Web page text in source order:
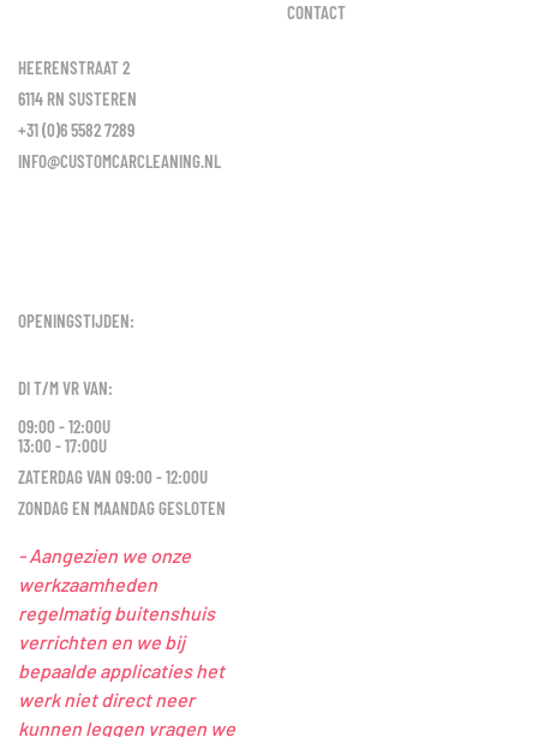
CONTACT
HEERENSTRAAT 2
6114 RN SUSTEREN
+31 (0)6 5582 7289
INFO@CUSTOMCARCLEANING.NL
OPENINGSTIJDEN:
DI T/M VR VAN:
09:00 - 12:00U
13:00 - 17:00U
ZATERDAG VAN 09:00 - 12:00U
ZONDAG EN MAANDAG GESLOTEN
- Aangezien we onze
werkzaamheden
regelmatig buitenshuis
verrichten en we bij
bepaalde applicaties het
werk niet direct neer
kunnen leggen vragen we